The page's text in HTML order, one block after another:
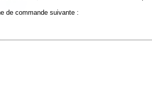
de commande suivante :